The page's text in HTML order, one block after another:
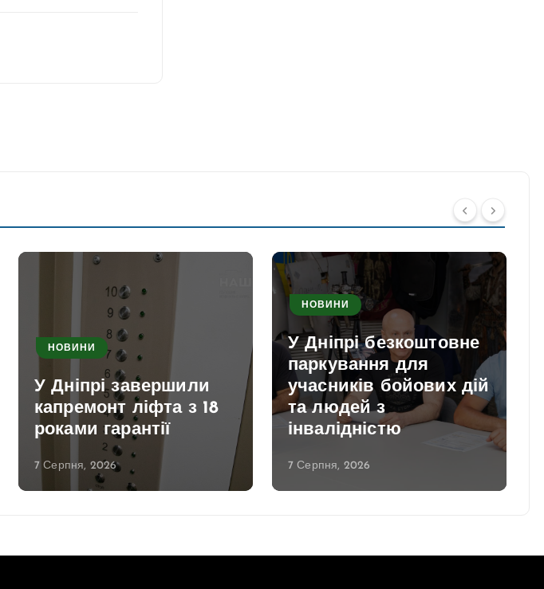
НОВИНИ
У Дніпрі завершили
капремонт ліфта з 18
роками гарантії
7 Серпня, 2026
НОВИНИ
У Дніпрі безкоштовне
паркування для
учасників бойових дій
та людей з
інвалідністю
7 Серпня, 2026